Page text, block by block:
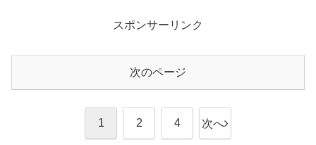
スポンサーリンク
次のページ
1 2 4 次へ